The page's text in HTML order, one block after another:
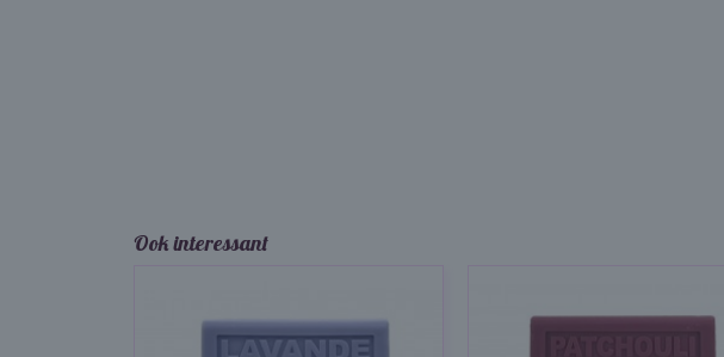
Ook interessant